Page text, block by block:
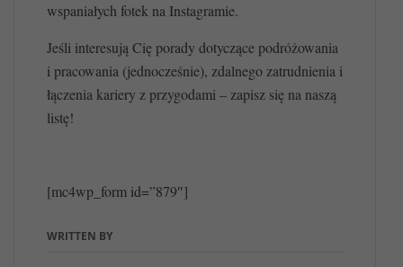
wspaniałych fotek na Instagramie.
Jeśli interesują Cię porady dotyczące podróżowania
i pracowania (jednocześnie), zdalnego zatrudnienia i
łączenia kariery z przygodami – zapisz się na naszą
listę!
[mc4wp_form id=”879″]
WRITTEN BY